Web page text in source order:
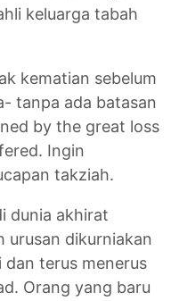
keluarga tabah
kematian sebelum
tanpa ada batasan
by the great loss
Ingin
takziah.
dunia akhirat
urusan dikurniakan
terus menerus
Orang yang baru